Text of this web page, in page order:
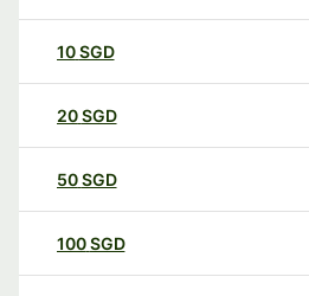
10SGD
20SGD
50SGD
100SGD